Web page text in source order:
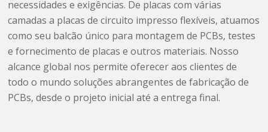
necessidades e exigências. De placas com várias
camadas a placas de circuito impresso flexíveis, atuamos
como seu balcão único para montagem de PCBs, testes
e fornecimento de placas e outros materiais. Nosso
alcance global nos permite oferecer aos clientes de
todo o mundo soluções abrangentes de fabricação de
PCBs, desde o projeto inicial até a entrega final.